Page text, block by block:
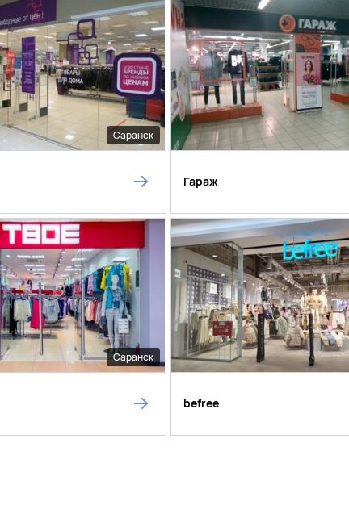
Саранск
Гараж
Саранск
befree